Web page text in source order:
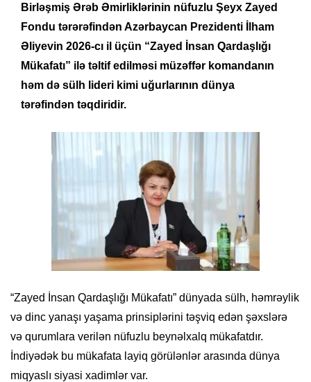
Birləşmiş Ərəb Əmirliklərinin nüfuzlu Şeyx Zayed
Fondu tərərəfindən Azərbaycan Prezidenti İlham
Əliyevin 2026-cı il üçün “Zayed İnsan Qardaşlığı
Mükafatı” ilə təltif edilməsi müzəffər komandanın
həm də sülh lideri kimi uğurlarının dünya
tərəfindən təqdiridir.
“Zayed İnsan Qardaşlığı Mükafatı” dünyada sülh, həmrəylik
və dinc yanaşı yaşama prinsiplərini təşviq edən şəxslərə
və qurumlara verilən nüfuzlu beynəlxalq mükafatdır.
İndiyədək bu mükafata layiq görülənlər arasında dünya
miqyaslı siyasi xadimlər var.